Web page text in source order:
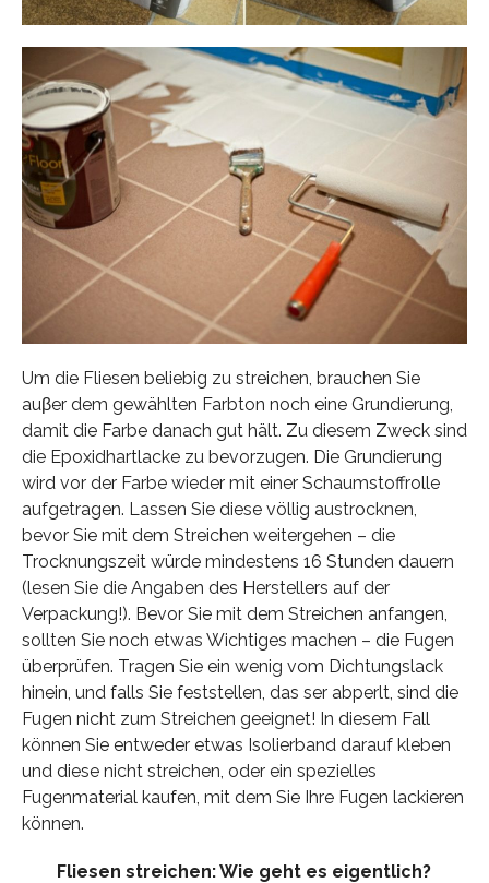
Um die Fliesen beliebig zu streichen, brauchen Sie
auβer dem gewählten Farbton noch eine Grundierung,
damit die Farbe danach gut hält. Zu diesem Zweck sind
die Epoxidhartlacke zu bevorzugen. Die Grundierung
wird vor der Farbe wieder mit einer Schaumstoffrolle
aufgetragen. Lassen Sie diese völlig austrocknen,
bevor Sie mit dem Streichen weitergehen – die
Trocknungszeit würde mindestens 16 Stunden dauern
(lesen Sie die Angaben des Herstellers auf der
Verpackung!). Bevor Sie mit dem Streichen anfangen,
sollten Sie noch etwas Wichtiges machen – die Fugen
überprüfen. Tragen Sie ein wenig vom Dichtungslack
hinein, und falls Sie feststellen, das ser abperlt, sind die
Fugen nicht zum Streichen geeignet! In diesem Fall
können Sie entweder etwas Isolierband darauf kleben
und diese nicht streichen, oder ein spezielles
Fugenmaterial kaufen, mit dem Sie Ihre Fugen lackieren
können.
Fliesen streichen: Wie geht es eigentlich?